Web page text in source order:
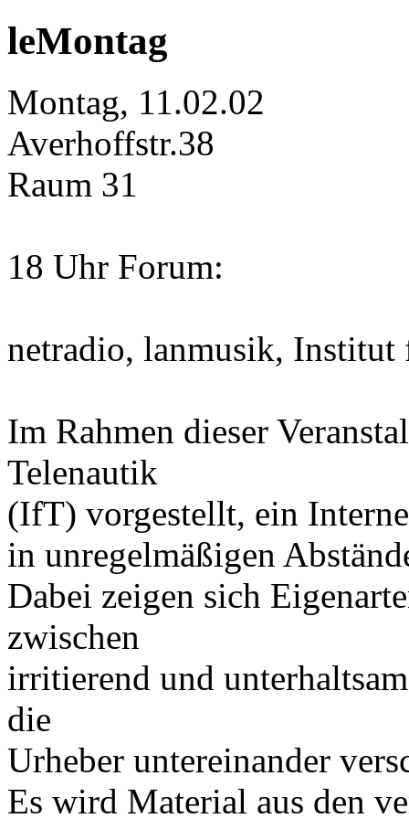
leMontag
Montag, 11.02.02
Averhoffstr.38
Raum 31
18 Uhr Forum:
netradio, lanmusik, Institut
Im Rahmen dieser
Telenautik
(IfT) vorgestellt, ein
in unregelmäßigen
Dabei zeigen sich
zwischen
irritierend und
die
Urheber untereinander
Es wird Material aus den